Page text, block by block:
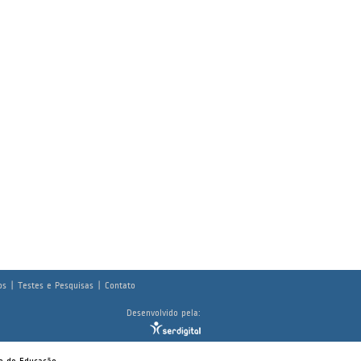
Testes e Pesquisas Contato
Desenvolvido pela: